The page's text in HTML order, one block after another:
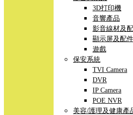
3D打印機
音響產品
影音線材及
顯示屏及配件
遊戲
保安系統
TVI Camera
DVR
IP Camera
POE NVR
美容/護理及健康產